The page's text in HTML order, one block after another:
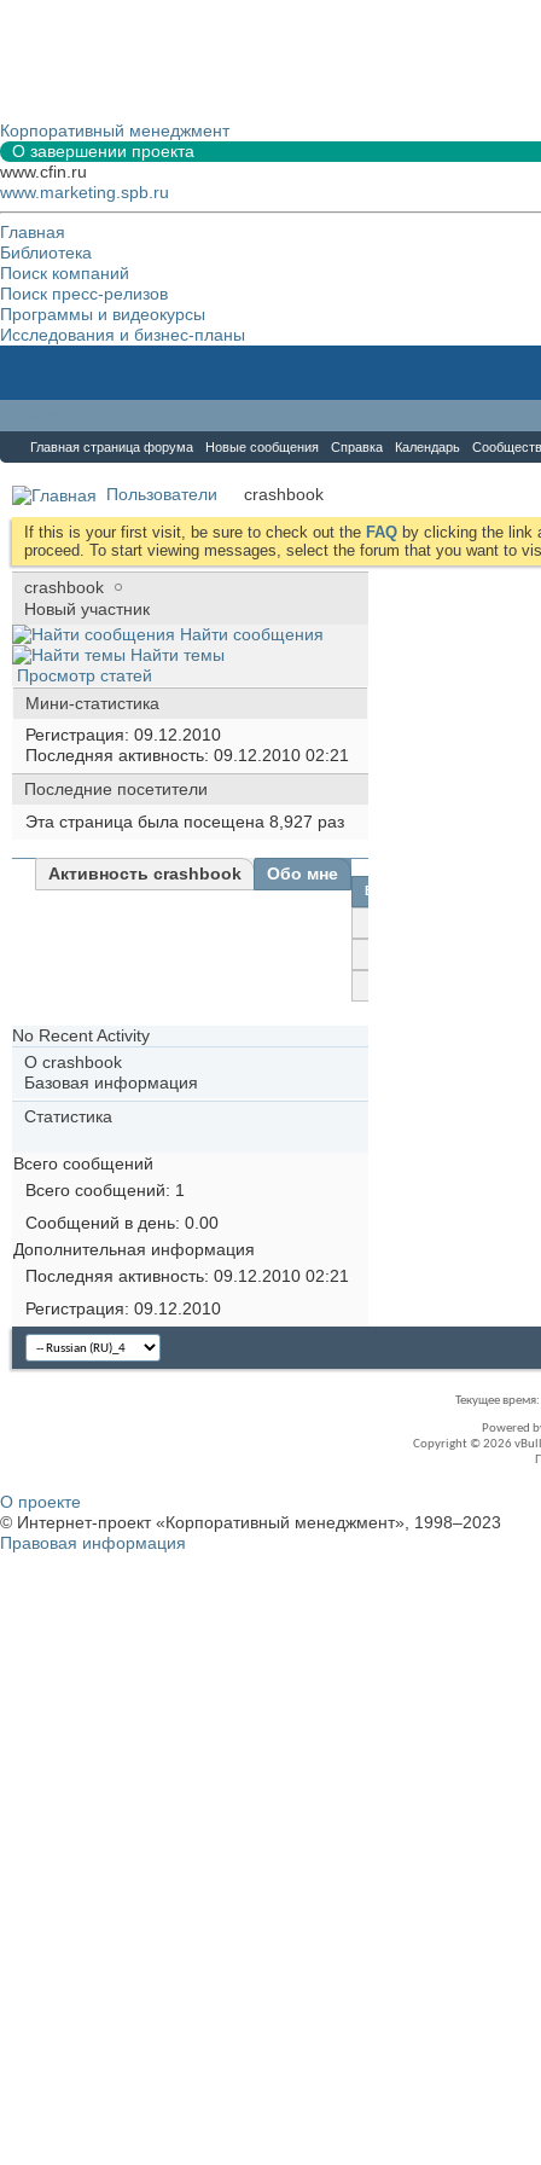
Корпоративный менеджмент
О завершении проекта
www.cfin.ru
www.marketing.spb.ru
Главная
Библиотека
Поиск компаний
Поиск пресс-релизов
Программы и видеокурсы
Исследования и бизнес-планы
Главная страница форума Новые сообщения Справка Календарь
Пользователи crashbook
If this is your first visit, be sure to check out the FAQ by clicking the link
proceed. To start viewing messages, select the forum that you want to
crashbook
Новый участник
Найти сообщения
Найти темы
Просмотр статей
Мини-статистика
Регистрация 09.12.2010
Последняя активность 09.12.2010 02:21
Последние посетители
Эта страница была посещена 8,927 раз
Активность crashbook Обо мне
Все
No Recent Activity
О crashbook
Базовая информация
Статистика
Всего сообщений
Всего сообщений
1
Сообщений в день 0.00
Дополнительная информация
Последняя активность 09.12.2010 02:21
Регистрация 09.12.2010
Текущее время:
Powered
Copyright © 2026
О проекте
© Интернет-проект «Корпоративный менеджмент», 1998–2023
Правовая информация